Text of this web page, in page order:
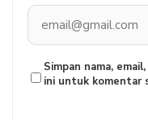
Simpan nama,
ini untuk komentar